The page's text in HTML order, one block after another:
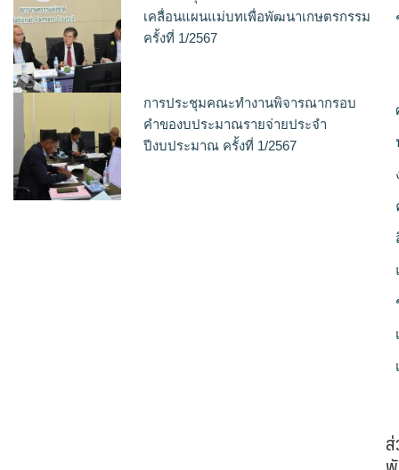
เคลื่อนแผนแม่บทเพื่อพัฒนาเกษตรกรรม
ครั้งที่ 1/2567
การประชุมคณะทำงานพิจารณากรอบ
คำของบประมาณรายจ่ายประจำ
ปีงบประมาณ ครั้งที่ 1/2567